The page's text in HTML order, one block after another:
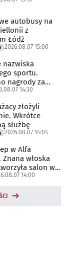
autobusy na
z
Łódź
2026.08.07 15:00
nazwiska
sportu.
nagrody za
14:30
złożyli
Wkrótce
służbę
2026.08.07 14:04
w Alfa
włoska
salon w
14:00